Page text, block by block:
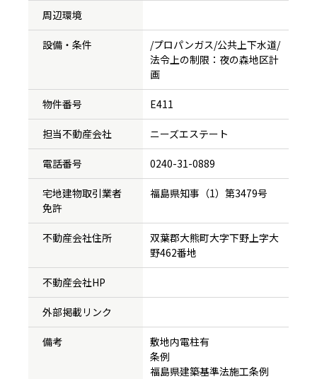
周辺環境
設備・条件
/プロパンガス/公共上下水道/
法令上の制限：夜の森地区計
画
物件番号 E411
担当不動産会社 ニーズエステート
電話番号 0240-31-0889
宅地建物取引業者
免許
福島県知事（1）第3479号
不動産会社住所
双葉郡大熊町大字下野上字大
野462番地
不動産会社HP
外部掲載リンク
備考
敷地内電柱有
条例
福島県建築基準法施工条例